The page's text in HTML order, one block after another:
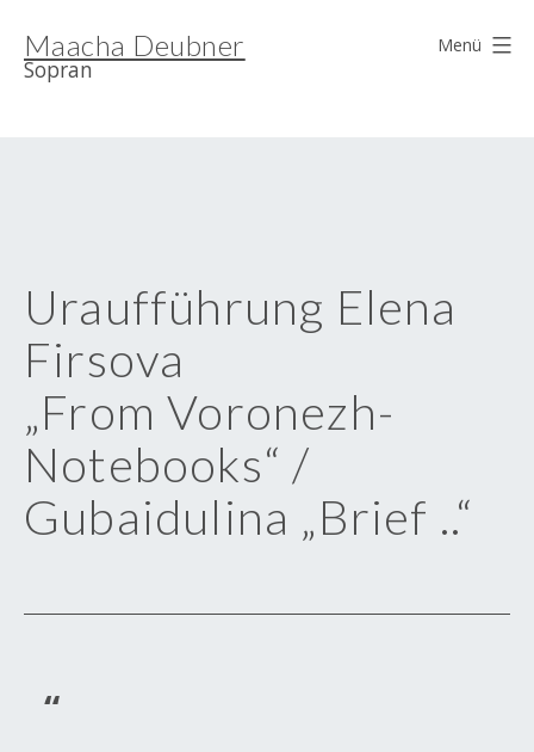
Inhalt
springen
Maacha Deubner
Sopran
Menü
Uraufführung Elena
Firsova
„From Voronezh-
Notebooks“ /
Gubaidulina „Brief ..“